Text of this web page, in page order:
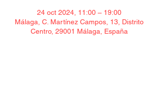
24 oct 2024, 11:00 – 19:00
Málaga, C. Martínez Campos, 13, Distrito
Centro, 29001 Málaga, España